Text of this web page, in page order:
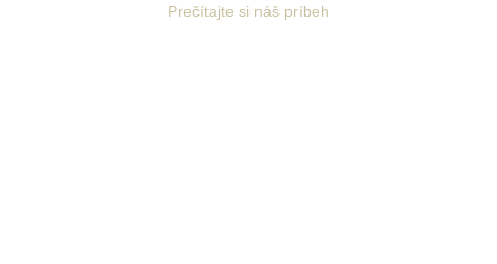
Prečítajte si náš príbeh